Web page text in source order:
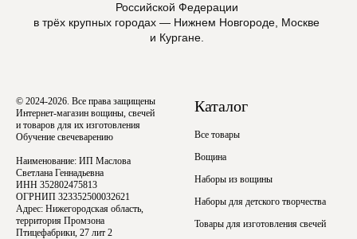
Российской Федерации
в трёх крупных городах — Нижнем Новгороде, Москве
и Кургане.
© 2024-2026. Все права защищены
Интернет-магазин вощины, свечей
и товаров для их изготовления
Обучение свечеварению
Наименование: ИП Маслова
Светлана Геннадьевна
ИНН 352802475813
ОГРНИП 323352500032621
Адрес: Нижегородская область,
территория Промзона
Птицефабрики, 27 лит 2
Каталог
Все товары
Вощина
Наборы из вощины
Наборы для детского творчества
Товары для изготовления свечей